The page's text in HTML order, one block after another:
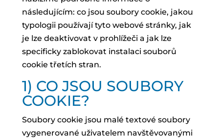
následujícím: co jsou soubory cookie, jakou
typologii používají tyto webové stránky, jak
je lze deaktivovat v prohlížeči a jak lze
specificky zablokovat instalaci souborů
cookie třetích stran.
1) CO JSOU SOUBORY
COOKIE?
Soubory cookie jsou malé textové soubory
vygenerované uživatelem navštěvovanými